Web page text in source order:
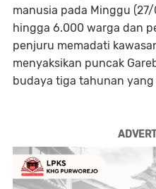
manusia pada Minggu
hingga 6.000 warga dan
penjuru memadati
menyaksikan puncak
budaya tiga tahunan